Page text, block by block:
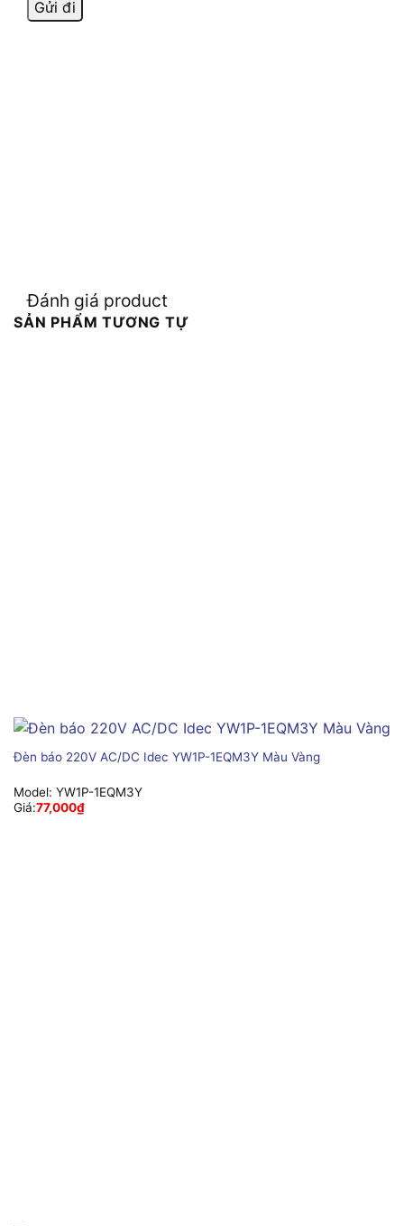
Đánh giá product
SẢN PHẨM TƯƠNG TỰ
Đèn báo 220V AC/DC Idec YW1P-1EQM3Y Màu Vàng
Model: YW1P-1EQM3Y
Giá:77,000₫